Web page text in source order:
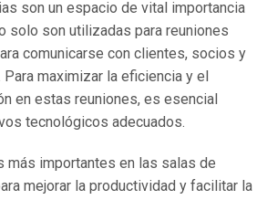
son un espacio de vital importancia
solo son utilizadas para reuniones
comunicarse con clientes, socios y
maximizar la eficiencia y el
en estas reuniones, es esencial
tecnológicos adecuados.
importantes en las salas de
mejorar la productividad y facilitar la